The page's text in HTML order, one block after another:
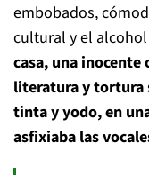
embobados,
cultural y el
casa, una
literatura y tortura
tinta y yodo, en
asfixiaba las